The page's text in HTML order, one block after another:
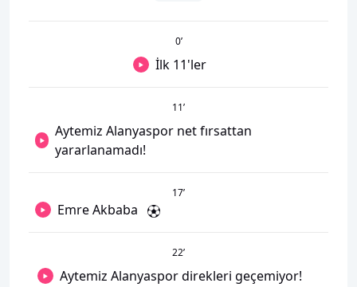
0’
İlk 11'ler
11’
Aytemiz Alanyaspor net fırsattan
yararlanamadı!
17’
Emre Akbaba
22’
Aytemiz Alanyaspor direkleri geçemiyor!